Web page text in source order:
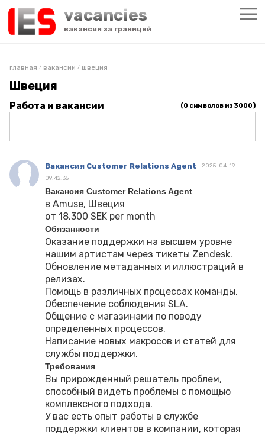
vacancies
вакансии за границей
главная / вакансии / швеция
Швеция
Работа и вакансии (0 символов из 3000)
Вакансия Customer Relations Agent
2025-04-19
09:42:35
Вакансия Customer Relations Agent
в Amuse, Швеция
от 18,300 SEK per month
Обязанности
Оказание поддержки на высшем уровне
нашим артистам через тикеты Zendesk.
Обновление метаданных и иллюстраций в
релизах.
Помощь в различных процессах команды.
Обеспечение соблюдения SLA.
Общение с магазинами по поводу
определенных процессов.
Написание новых макросов и статей для
службы поддержки.
Требования
Вы прирожденный решатель проблем,
способный видеть проблемы с помощью
комплексного подхода.
У вас есть опыт работы в службе
поддержки клиентов в компании, которая